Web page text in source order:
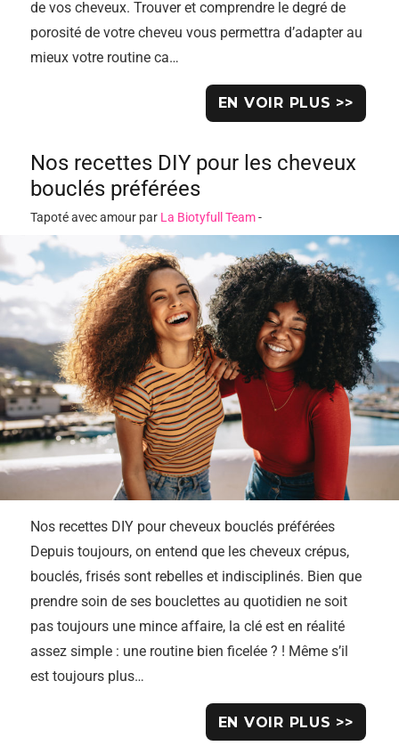
de vos cheveux. Trouver et comprendre le degré de
porosité de votre cheveu vous permettra d’adapter au
mieux votre routine ca…
EN VOIR PLUS >>
Nos recettes DIY pour les cheveux
bouclés préférées
Tapoté avec amour par La Biotyfull Team-
Nos recettes DIY pour cheveux bouclés préférées
Depuis toujours, on entend que les cheveux crépus,
bouclés, frisés sont rebelles et indisciplinés. Bien que
prendre soin de ses bouclettes au quotidien ne soit
pas toujours une mince affaire, la clé est en réalité
assez simple : une routine bien ficelée ? ! Même s’il
est toujours plus…
EN VOIR PLUS >>